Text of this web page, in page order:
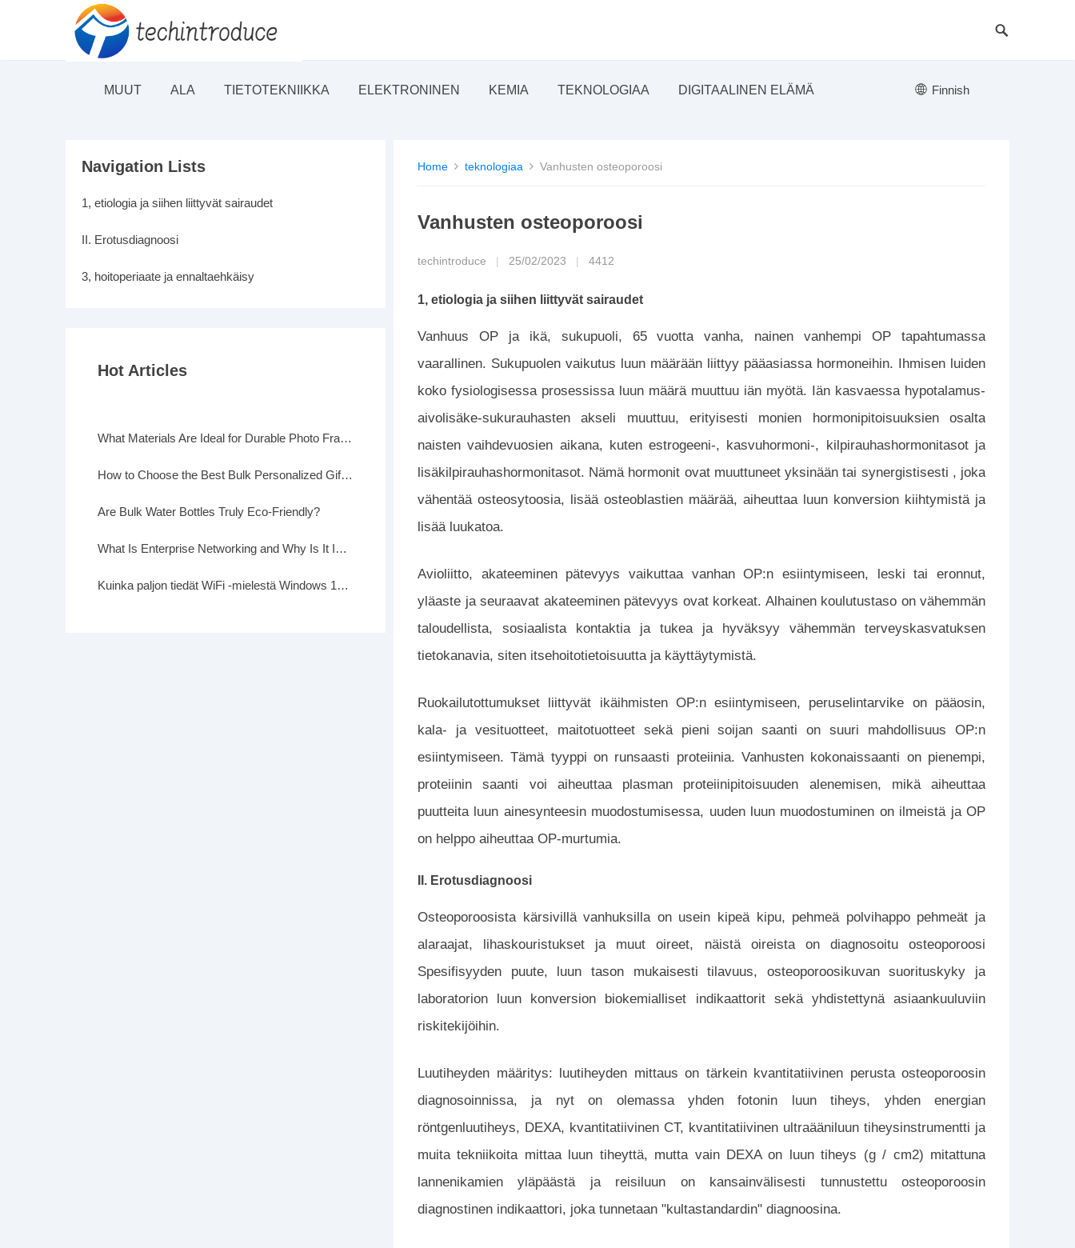
MUUT ALA TIETOTEKNIIKKA ELEKTRONINEN KEMIA TEKNOLOGIAA DIGITAALINEN ELÄMÄ Finnish
Home teknologiaa Vanhusten osteoporoosi
Vanhusten osteoporoosi
techintroduce 25/02/2023 4412
1, etiologia ja siihen liittyvät sairaudet
Vanhuus OP ja ikä, sukupuoli, 65 vuotta vanha, nainen vanhempi OP tapahtumassa
vaarallinen. Sukupuolen vaikutus luun määrään liittyy pääasiassa hormoneihin. Ihmisen luiden
koko fysiologisessa prosessissa luun määrä muuttuu iän myötä. Iän kasvaessa hypotalamus-
aivolisäke-sukurauhasten akseli muuttuu, erityisesti monien hormonipitoisuuksien osalta
naisten vaihdevuosien aikana, kuten estrogeeni-, kasvuhormoni-, kilpirauhashormonitasot ja
lisäkilpirauhashormonitasot. Nämä hormonit ovat muuttuneet yksinään tai synergistisesti , joka
vähentää osteosytoosia, lisää osteoblastien määrää, aiheuttaa luun konversion kiihtymistä ja
lisää luukatoa.
Avioliitto, akateeminen pätevyys vaikuttaa vanhan OP:n esiintymiseen, leski tai eronnut,
yläaste ja seuraavat akateeminen pätevyys ovat korkeat. Alhainen koulutustaso on vähemmän
taloudellista, sosiaalista kontaktia ja tukea ja hyväksyy vähemmän terveyskasvatuksen
tietokanavia, siten itsehoitotietoisuutta ja käyttäytymistä.
Ruokailutottumukset liittyvät ikäihmisten OP:n esiintymiseen, peruselintarvike on pääosin,
kala- ja vesituotteet, maitotuotteet sekä pieni soijan saanti on suuri mahdollisuus OP:n
esiintymiseen. Tämä tyyppi on runsaasti proteiinia. Vanhusten kokonaissaanti on pienempi,
proteiinin saanti voi aiheuttaa plasman proteiinipitoisuuden alenemisen, mikä aiheuttaa
puutteita luun ainesynteesin muodostumisessa, uuden luun muodostuminen on ilmeistä ja OP
on helppo aiheuttaa OP-murtumia.
II. Erotusdiagnoosi
Osteoporoosista kärsivillä vanhuksilla on usein kipeä kipu, pehmeä polvihappo pehmeät ja
alaraajat, lihaskouristukset ja muut oireet, näistä oireista on diagnosoitu osteoporoosi
Spesifisyyden puute, luun tason mukaisesti tilavuus, osteoporoosikuvan suorituskyky ja
laboratorion luun konversion biokemialliset indikaattorit sekä yhdistettynä asiaankuuluviin
riskitekijöihin.
Luutiheyden määritys: luutiheyden mittaus on tärkein kvantitatiivinen perusta osteoporoosin
diagnosoinnissa, ja nyt on olemassa yhden fotonin luun tiheys, yhden energian
röntgenluutiheys, DEXA, kvantitatiivinen CT, kvantitatiivinen ultraääniluun tiheysinstrumentti ja
muita tekniikoita mittaa luun tiheyttä, mutta vain DEXA on luun tiheys (g / cm2) mitattuna
lannenikamien yläpäästä ja reisiluun on kansainvälisesti tunnustettu osteoporoosin
diagnostinen indikaattori, joka tunnetaan "kultastandardin" diagnoosina.
Navigation Lists
1, etiologia ja siihen liittyvät sairaudet
II. Erotusdiagnoosi
3, hoitoperiaate ja ennaltaehkäisy
Hot Articles
What Materials Are Ideal for Durable Photo Frames?
How to Choose the Best Bulk Personalized Gifts for Events
Are Bulk Water Bottles Truly Eco-Friendly?
What Is Enterprise Networking and Why Is It Important?
Kuinka paljon tiedät WiFi -mielestä Windows 10: ssä?